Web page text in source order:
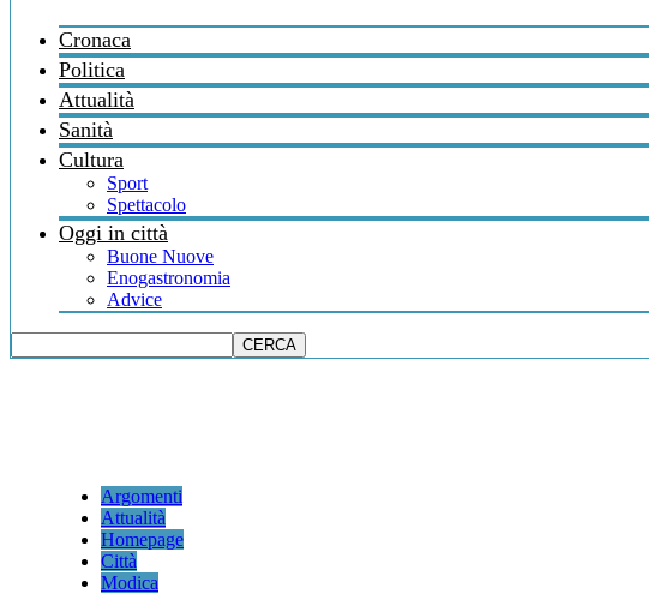
Cronaca
Politica
Attualità
Sanità
Cultura
Sport
Spettacolo
Oggi in città
Buone Nuove
Enogastronomia
Advice
Argomenti
Attualità
Homepage
Città
Modica